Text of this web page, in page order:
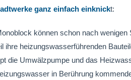
ganz einfach einknickt:
können schon nach
ihre heizungswasserführenden
die Umwälzpumpe und das
in Berührung